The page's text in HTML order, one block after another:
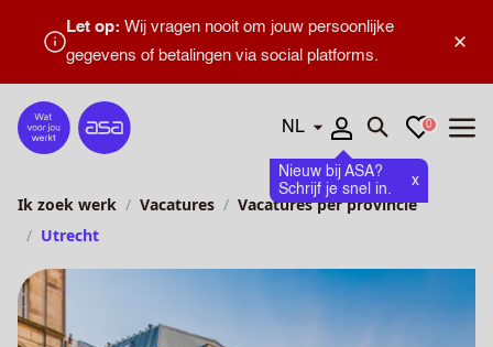
×
Let op: Wij vragen nooit om jouw persoonlijke
gegevens of betalingen via social platforms.
Home
Talen
Nieuw bij ASA?
Schrijf je snel in.
x
Zoeken openen
Favorieten
0
Ik zoek werk Vacatures
Vacatures per provincie
Utrecht